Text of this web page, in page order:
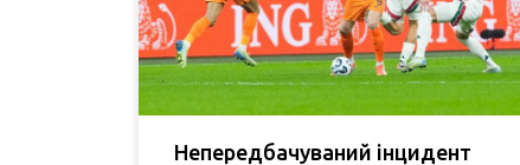
Непередбачуваний інцидент